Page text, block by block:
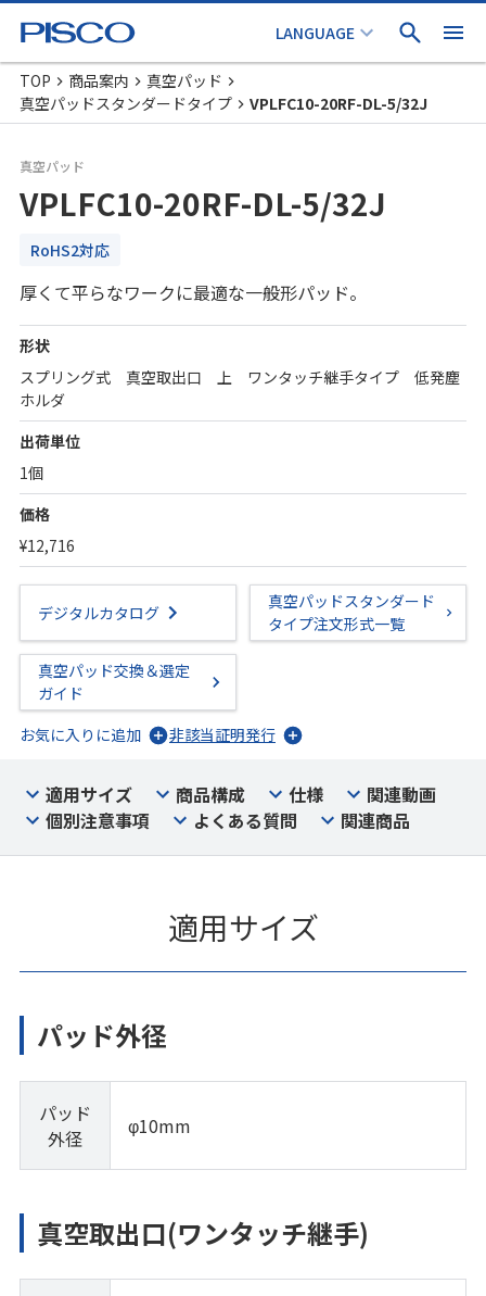
TOP 商品案内
真空パッド
真空パッドスタンダードタイプ
VPLFC10-20RF-DL-5/32J
真空パッド
VPLFC10-20RF-DL-5/32J
RoHS2対応
厚くて平らなワークに最適な一般形パッド。
形状
スプリング式 真空取出口 上 ワンタッチ継手タイプ 低発塵
ホルダ
出荷単位
1個
価格
¥12,716
デジタルカタログ
真空パッドスタンダード
タイプ注文形式一覧
真空パッド交換＆選定
ガイド
お気に入りに追加
非該当証明発行
適用サイズ 商品構成 仕様
関連動画
個別注意事項
よくある質問 関連商品
適用サイズ
パッド外径
パッド
外径
φ10mm
真空取出口(ワンタッチ継手)